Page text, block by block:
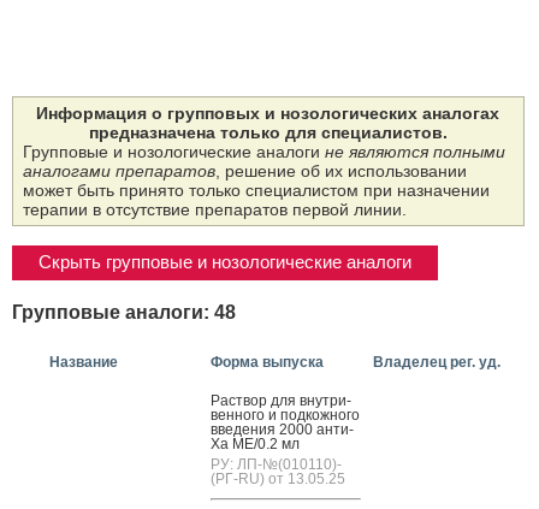
Информация о групповых и нозологических аналогах
предназначена только для специалистов.
Групповые и нозологические аналоги не являются полными
аналогами препаратов, решение об их использовании
может быть принято только специалистом при назначении
терапии в отсутствие препаратов первой линии.
Скрыть групповые и нозологические аналоги
Групповые аналоги: 48
Название Форма выпуска Владелец рег. уд.
Рас­твор для внут­ри­
вен­но­го и под­кожно­го
вве­дения 2000 ан­ти-
Ха МЕ/0.2 мл
РУ: ЛП-№(010110)-
(РГ-RU) от 13.05.25